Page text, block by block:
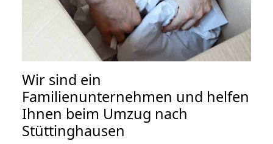
Wir sind ein
Familienunternehmen und helfen
Ihnen beim Umzug nach
Stüttinghausen